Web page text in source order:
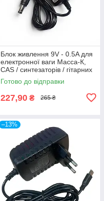
Блок живлення 9V - 0.5A для
електронної ваги Масса-К,
CAS / синтезаторів / гітарних
педалей ефектів MXR,
STRYMОN / music-техніки
Готово до відправки
227,90 ₴ 265 ₴
–13%